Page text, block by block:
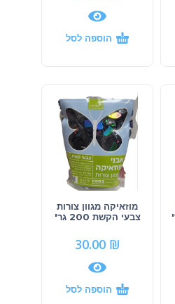
הוספה לסל
מוזאיקה מגוון צורות
צבעי הקשת 200 גר'
30.00 ₪
הוספה לסל